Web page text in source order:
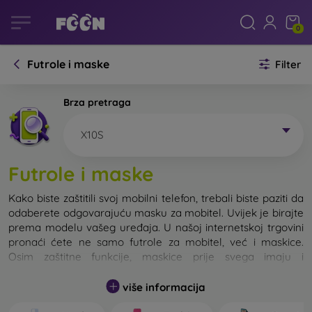
0
Futrole i maske Filter
Brza pretraga
X10S
Futrole i maske
Kako biste zaštitili svoj mobilni telefon, trebali biste paziti da
odaberete odgovarajuću masku za mobitel. Uvijek je birajte
prema modelu vašeg uređaja. U našoj internetskoj trgovini
pronaći ćete ne samo futrole za mobitel, već i maskice.
Osim zaštitne funkcije, maskice prije svega imaju i
Maskicu za mobitel možemo također nazvati i stražnjom
više informacija